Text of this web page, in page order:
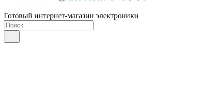
Готовый интернет-магазин электроники